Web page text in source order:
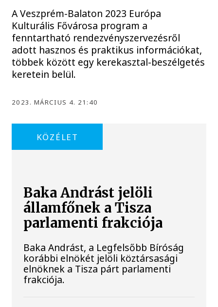
A Veszprém-Balaton 2023 Európa
Kulturális Fővárosa program a
fenntartható rendezvényszervezésről
adott hasznos és praktikus információkat,
többek között egy kerekasztal-beszélgetés
keretein belül.
2023. MÁRCIUS 4. 21:40
KÖZÉLET
Baka Andrást jelöli
államfőnek a Tisza
parlamenti frakciója
Baka Andrást, a Legfelsőbb Bíróság
korábbi elnökét jelöli köztársasági
elnöknek a Tisza párt parlamenti
frakciója.